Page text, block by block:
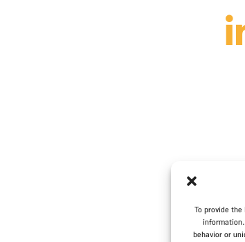
To provide
behavior or